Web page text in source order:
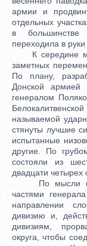
армии и
отдельных
в большинстве
переходила в
К середине
заметных
По плану,
Донской армией
генералом
называемой
стянуты лучшие
испытанные
другие. По
состояли из
двадцати четырех
По мысли
частями
направлении
дивизию и,
дивизиям,
округа, чтобы